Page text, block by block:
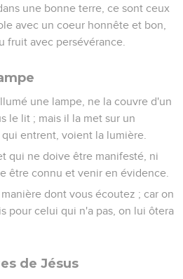
une bonne terre, ce sont ceux
avec un coeur honnête et bon,
fruit avec persévérance.
une lampe, ne la couvre d'un
le lit ; mais il la met sur un
entrent, voient la lumière.
qui ne doive être manifesté, ni
être connu et venir en évidence.
dont vous écoutez ; car on
pour celui qui n'a pas, on lui ôtera
de Jésus